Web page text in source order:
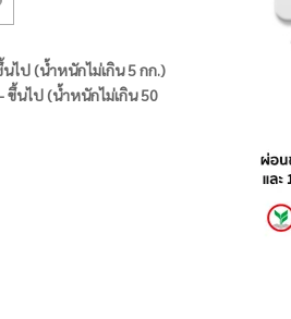
ไป (น้ำหนักไม่เกิน 5 กก.)
ขึ้นไป (น้ำหนักไม่เกิน 50